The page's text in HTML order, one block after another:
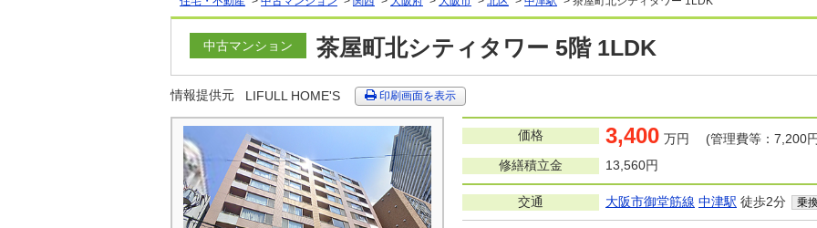
中古マンション 茶屋町北シティタワー 5階 1LDK
情報提供元 LIFULL HOME'S 印刷画面を表示
価格 3,400 万円 (管理費等：7,200
修繕積立金
13,560円
交通 大阪市御堂筋線 中津駅 徒歩2分 乗